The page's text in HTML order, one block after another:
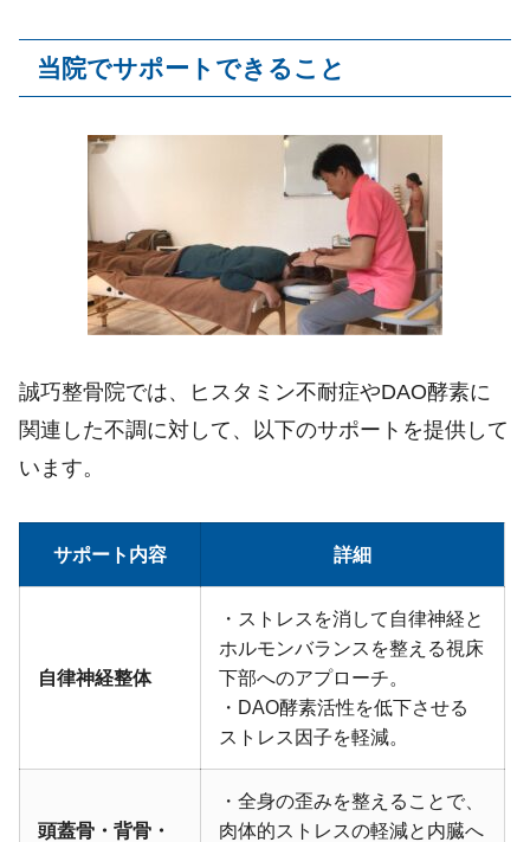
当院でサポートできること
誠巧整骨院では、ヒスタミン不耐症やDAO酵素に
関連した不調に対して、以下のサポートを提供して
います。
サポート内容 詳細
自律神経整体
・ストレスを消して自律神経と
ホルモンバランスを整える視床
下部へのアプローチ。
・DAO酵素活性を低下させる
ストレス因子を軽減。
頭蓋骨・背骨・
・全身の歪みを整えることで、
肉体的ストレスの軽減と内臓へ